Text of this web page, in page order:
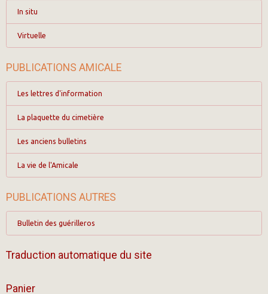
In situ
Virtuelle
PUBLICATIONS AMICALE
Les lettres d'information
La plaquette du cimetière
Les anciens bulletins
La vie de l'Amicale
PUBLICATIONS AUTRES
Bulletin des guérilleros
Traduction automatique du site
Panier